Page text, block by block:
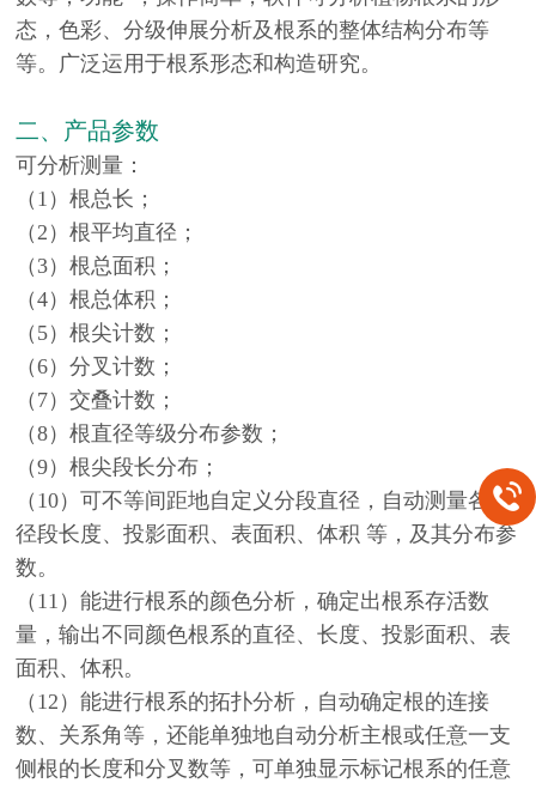
态，色彩、分级伸展分析及根系的整体结构分布等
等。广泛运用于根系形态和构造研究。
二、产品参数
可分析测量：
（1）根总长；
（2）根平均直径；
（3）根总面积；
（4）根总体积；
（5）根尖计数；
（6）分叉计数；
（7）交叠计数；
（8）根直径等级分布参数；
（9）根尖段长分布；
（10）可不等间距地自定义分段直径，自动测量各直
径段长度、投影面积、表面积、体积 等，及其分布参
数。
（11）能进行根系的颜色分析，确定出根系存活数
量，输出不同颜色根系的直径、长度、投影面积、表
面积、体积。
（12）能进行根系的拓扑分析，自动确定根的连接
数、关系角等，还能单独地自动分析主根或任意一支
侧根的长度和分叉数等，可单独显示标记根系的任意